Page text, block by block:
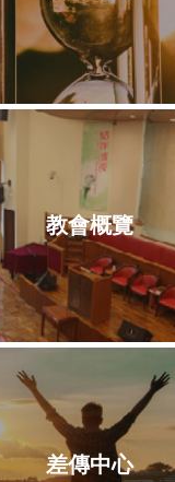
教會概覽
差傳中心